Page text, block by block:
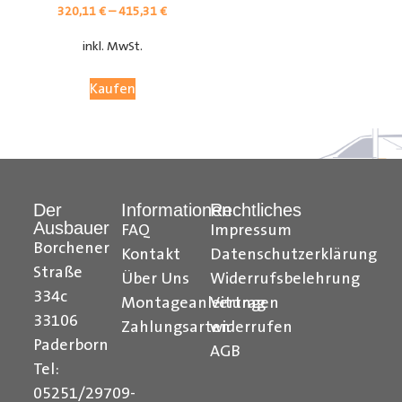
Citroen Berlingo Radkastenschutz, Citroen Jumpy
Radkastenschutz, Citroen Jumper Radkastenschutz,
Citroen Nemo Radkastenschutz, Dacia Dokker
Radkastenschutz, Fiat Doblo Cargo Radkastenschutz,
Fiat Scudo Radkastenschutz, Fiat Ducato
Radkastenschutz, Fiat Fiorino Radkastenschutz, Fiat
Talento Radkastenschutz, Ford Transit Courier
Radkastenschutz, Ford Connect Radkastenschutz, Ford
320,11€–415,31€
inkl. MwSt.
Kaufen
Der
Ausbauer
Borchener
Straße
334c
33106
Paderborn
Tel:
05251/29709-
Informationen
FAQ
Kontakt
Über Uns
Montageanleitungen
Zahlungsarten
Rechtliches
Impressum
Datenschutzerklärung
Widerrufsbelehrung
Vertrag
widerrufen
AGB